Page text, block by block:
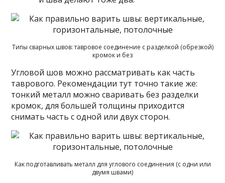
Типы сварных швов: тавровое соединение с разделкой (обрезкой)
кромок и без
Угловой шов можно рассматривать как часть
таврового. Рекомендации тут точно такие же:
тонкий металл можно сваривать без разделки
кромок, для большей толщины приходится
снимать часть с одной или двух сторон.
Как подготавливать металл для углового соединения (с одни или
двумя швами)